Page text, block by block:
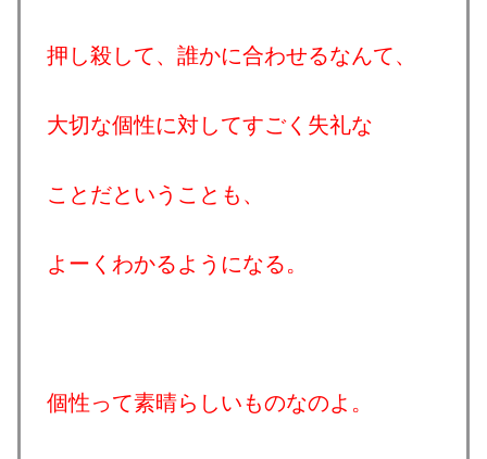
押し殺して、誰かに合わせるなんて、
大切な個性に対してすごく失礼な
ことだということも、
よーくわかるようになる。
個性って素晴らしいものなのよ。